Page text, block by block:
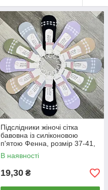
Підслідники жіночі сітка
бавовна із силіконовою
п'ятою Фенна, розмір 37-41,
асорті, 75-4А
В наявності
19,30 ₴